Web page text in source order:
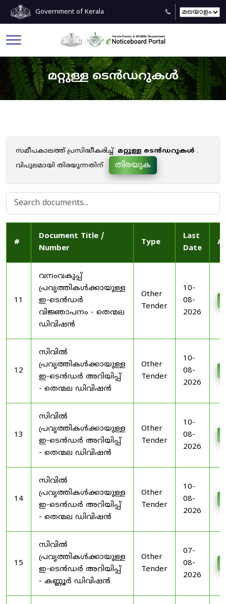
Government of Kerala
മറ്റുള്ള ടെൻഡറുകൾ
സമീപകാലത്ത് പ്രസിദ്ധീകരിച്ച് മറ്റുള്ള ടെൻഡറുകൾ .
വിപുലമായി തിരയുന്നതിന്
തിരയുക
#
Document Title /
Number
Type
Last
Date
11
വനംവകുപ്പ്
പ്രവൃത്തികൾക്കായുള്ള
ഇ-ടെൻഡർ
വിജ്ഞാപനം - തെന്മല
ഡിവിഷൻ
Other
Tender
10-
08-
2026
12
സിവിൽ
പ്രവൃത്തികൾക്കായുള്ള
ഇ-ടെൻഡർ അറിയിപ്പ്
- തെന്മല ഡിവിഷൻ
Other
Tender
10-
08-
2026
13
സിവിൽ
പ്രവൃത്തികൾക്കായുള്ള
ഇ-ടെൻഡർ അറിയിപ്പ്
- തെന്മല ഡിവിഷൻ
Other
Tender
10-
08-
2026
14
സിവിൽ
പ്രവൃത്തികൾക്കായുള്ള
ഇ-ടെൻഡർ അറിയിപ്പ്
- തെന്മല ഡിവിഷൻ
Other
Tender
10-
08-
2026
15
സിവിൽ
പ്രവൃത്തികൾക്കായുള്ള
ഇ-ടെൻഡർ അറിയിപ്പ്
- കണ്ണൂർ ഡിവിഷൻ
Other
Tender
07-
08-
2026